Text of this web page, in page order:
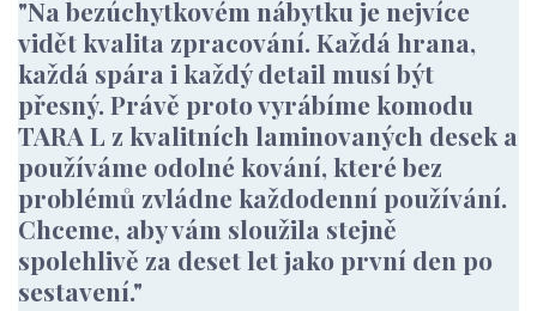
"Na bezúchytkovém nábytku je nejvíce
vidět kvalita zpracování. Každá hrana,
každá spára i každý detail musí být
přesný. Právě proto vyrábíme komodu
TARA L z kvalitních laminovaných desek a
používáme odolné kování, které bez
problémů zvládne každodenní používání.
Chceme, aby vám sloužila stejně
spolehlivě za deset let jako první den po
sestavení."